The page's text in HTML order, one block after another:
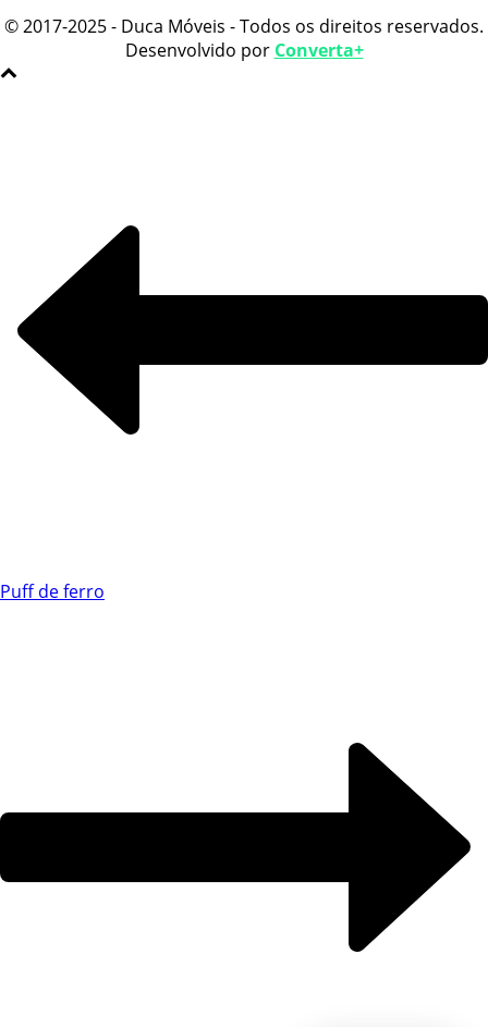
© 2017-2025 - Duca Móveis - Todos os direitos reservados.
Desenvolvido por Converta+
Puff de ferro
Ao informar meus dados e clicar em ‘INICIAR CONVERSA’, eu